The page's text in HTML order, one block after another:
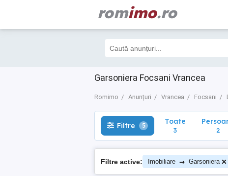
romimo.ro
Garsoniera Focsani Vrancea
Romimo Anunțuri Vrancea Focsani
Filtre 5 Toate
3
Filtre 5 Toate
3 2
Filtre active: Imobiliare → Garsoniera